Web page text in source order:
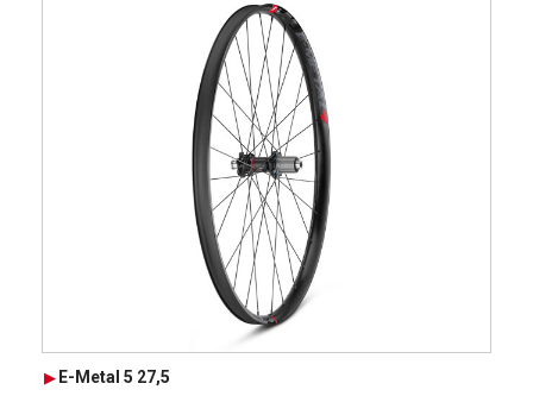
E-Metal 5 27,5